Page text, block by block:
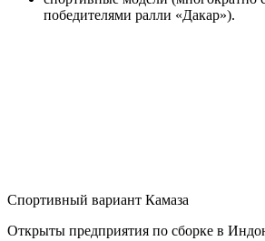
победителями ралли «Дакар»).
Спортивный вариант Камаза
Открыты предприятия по сборке в